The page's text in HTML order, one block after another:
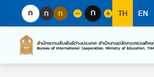
content
ก ก ก ก TH EN